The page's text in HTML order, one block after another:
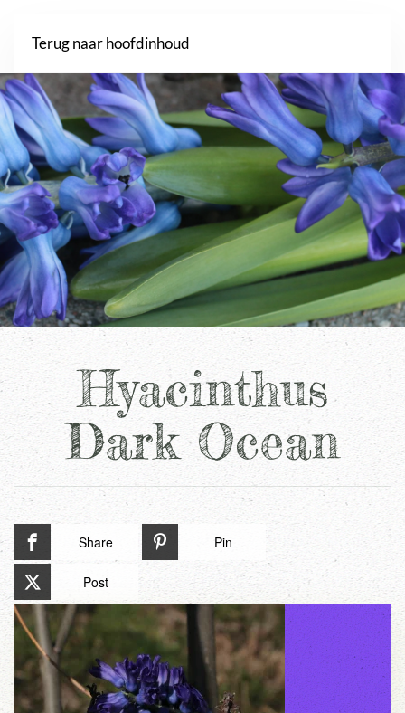
Terug naar hoofdinhoud
Hyacinthus
Dark Ocean
Share Pin
Post